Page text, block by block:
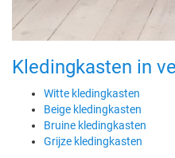
Kledingkasten in
Witte kledingkasten
Beige kledingkasten
Bruine kledingkasten
Grijze kledingkasten